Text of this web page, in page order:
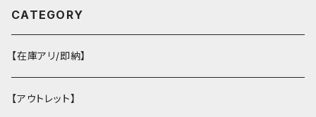
CATEGORY
【在庫アリ/即納】
【アウトレット】